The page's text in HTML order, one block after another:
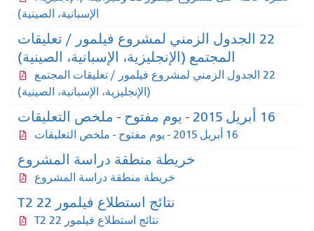
الإسبانية، الصينية)
22 الجدول الزمني لمشروع فيلمور / تعليقات
المجتمع (الإنجليزية، الإسبانية، الصينية)
22 الجدول الزمني لمشروع فيلمور / تعليقات المجتمع
(الإنجليزية، الإسبانية، الصينية)
خريطة منطقة دراسة المشروع
خريطة منطقة دراسة المشروع
نتائج استطلاع فيلمور 22 T2
نتائج استطلاع فيلمور 22 T2